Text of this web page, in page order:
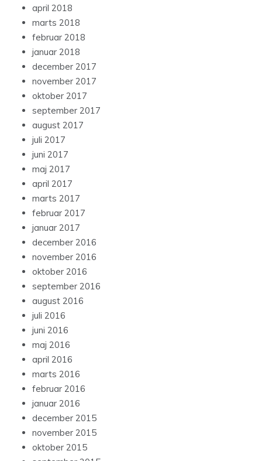
april 2018
marts 2018
februar 2018
januar 2018
december 2017
november 2017
oktober 2017
september 2017
august 2017
juli 2017
juni 2017
maj 2017
april 2017
marts 2017
februar 2017
januar 2017
december 2016
november 2016
oktober 2016
september 2016
august 2016
juli 2016
juni 2016
maj 2016
april 2016
marts 2016
februar 2016
januar 2016
december 2015
november 2015
oktober 2015